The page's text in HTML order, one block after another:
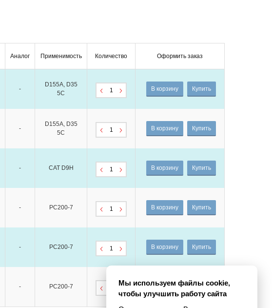
Аналог Применимость Количество Оформить заказ
-
D155A, D35
5C
В корзину Купить
-
D155A, D35
5C
В корзину Купить
- CAT D9H В корзину Купить
- PC200-7 В корзину Купить
- PC200-7 В корзину Купить
- PC200-7 В корзину Купить
Мы используем файлы cookie,
чтобы улучшить работу сайта